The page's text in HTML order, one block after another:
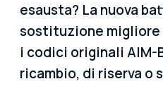
esausta? La nuova
sostituzione
i codici originali AIM-
ricambio, di riserva o